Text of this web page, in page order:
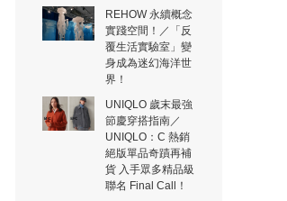
REHOW 永續概念
實踐空間！／「反
覆生活實驗室」變
身成為迷幻海洋世
界！
UNIQLO 歲末最強
節慶穿搭指南／
UNIQLO：C 熱銷
絕版單品奇蹟再補
貨 入手眾多精品級
聯名 Final Call！